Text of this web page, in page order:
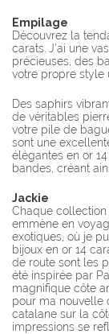
Empilage
Découvrez la
carats. J'ai une
précieuses, des
votre propre style
Des saphirs
de véritables
votre pile de
sont une
élégantes en or
bandes, créant
Jackie
Chaque
emmène en
exotiques, où je
bijoux en or 14
de route sont les
été inspirée par
magnifique côte
pour ma nouvelle
catalane sur la
impressions se